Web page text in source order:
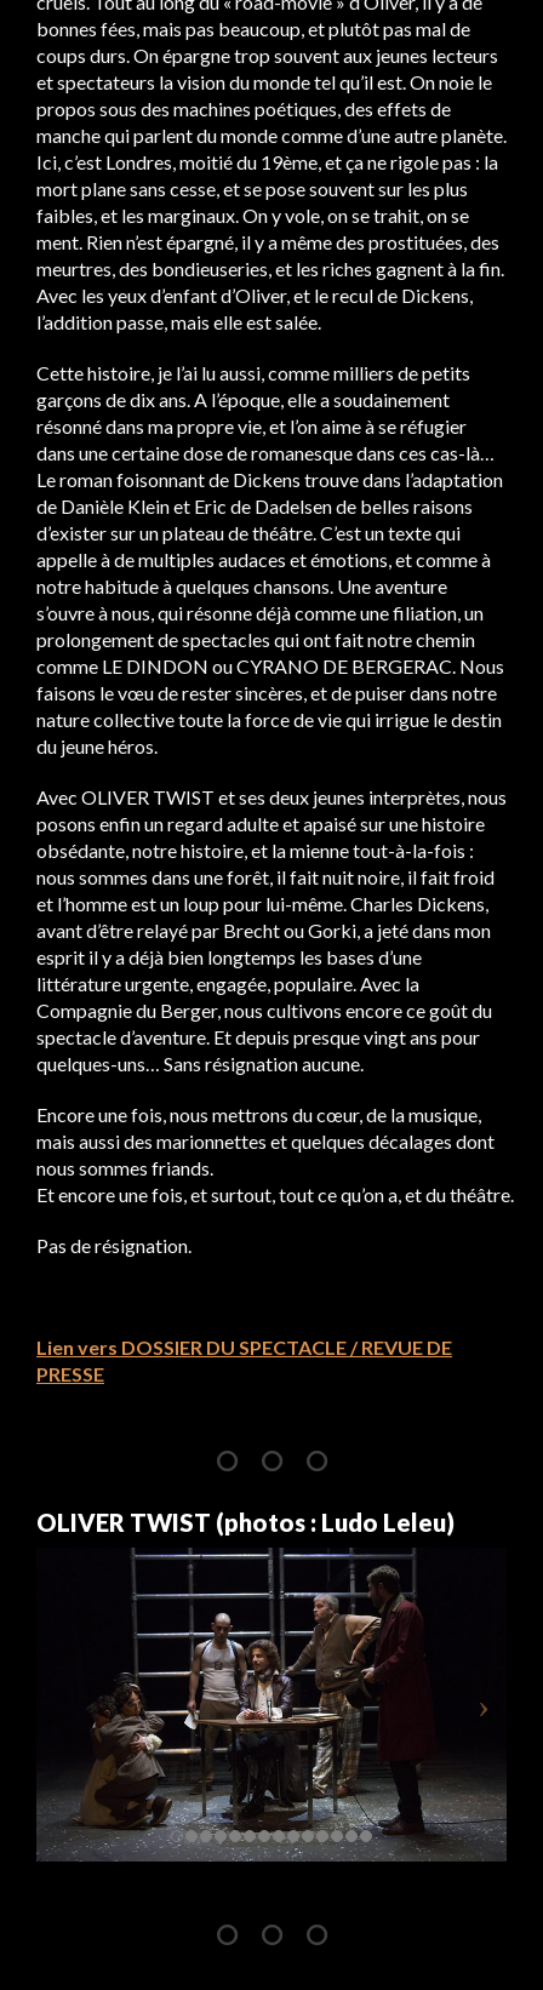
bonnes fées, mais pas beaucoup, et plutôt pas mal de
coups durs. On épargne trop souvent aux jeunes lecteurs
et spectateurs la vision du monde tel qu’il est. On noie le
propos sous des machines poétiques, des effets de
manche qui parlent du monde comme d’une autre planète.
Ici, c’est Londres, moitié du 19ème, et ça ne rigole pas : la
mort plane sans cesse, et se pose souvent sur les plus
faibles, et les marginaux. On y vole, on se trahit, on se
ment. Rien n’est épargné, il y a même des prostituées, des
meurtres, des bondieuseries, et les riches gagnent à la fin.
Avec les yeux d’enfant d’Oliver, et le recul de Dickens,
l’addition passe, mais elle est salée.
Cette histoire, je l’ai lu aussi, comme milliers de petits
garçons de dix ans. A l’époque, elle a soudainement
résonné dans ma propre vie, et l’on aime à se réfugier
dans une certaine dose de romanesque dans ces cas-là…
Le roman foisonnant de Dickens trouve dans l’adaptation
de Danièle Klein et Eric de Dadelsen de belles raisons
d’exister sur un plateau de théâtre. C’est un texte qui
appelle à de multiples audaces et émotions, et comme à
notre habitude à quelques chansons. Une aventure
s’ouvre à nous, qui résonne déjà comme une filiation, un
prolongement de spectacles qui ont fait notre chemin
comme LE DINDON ou CYRANO DE BERGERAC. Nous
faisons le vœu de rester sincères, et de puiser dans notre
nature collective toute la force de vie qui irrigue le destin
du jeune héros.
Avec OLIVER TWIST et ses deux jeunes interprètes, nous
posons enfin un regard adulte et apaisé sur une histoire
obsédante, notre histoire, et la mienne tout-à-la-fois :
nous sommes dans une forêt, il fait nuit noire, il fait froid
et l’homme est un loup pour lui-même. Charles Dickens,
avant d’être relayé par Brecht ou Gorki, a jeté dans mon
esprit il y a déjà bien longtemps les bases d’une
littérature urgente, engagée, populaire. Avec la
Compagnie du Berger, nous cultivons encore ce goût du
spectacle d’aventure. Et depuis presque vingt ans pour
quelques-uns… Sans résignation aucune.
Encore une fois, nous mettrons du cœur, de la musique,
mais aussi des marionnettes et quelques décalages dont
nous sommes friands.
Et encore une fois, et surtout, tout ce qu’on a, et du théâtre.
Pas de résignation.
Lien vers DOSSIER DU SPECTACLE / REVUE DE
PRESSE
OLIVER TWIST (photos : Ludo Leleu)